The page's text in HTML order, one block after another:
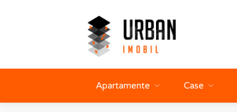
Apartamente Case